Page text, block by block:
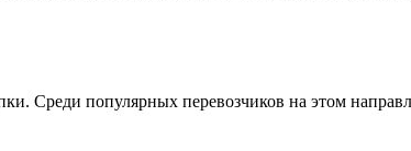
Среди популярных перевозчиков на этом